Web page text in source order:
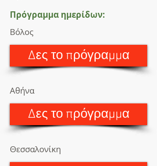
Πρόγραμμα ημερίδων:
Βόλος
Δες το πρόγραμμα
Αθήνα
Δες το πρόγραμμα
Θεσσαλονίκη